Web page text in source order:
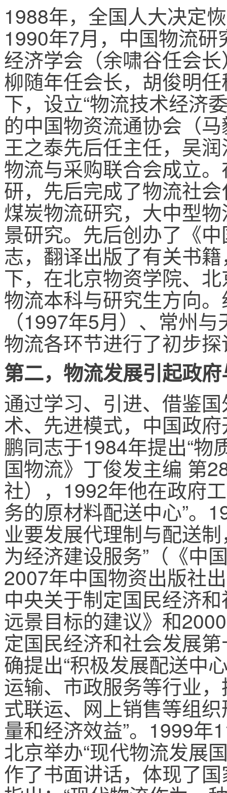
1988年，全国人大决定
1990年7月，中国物流
经济学会（余啸谷任会
柳随年任会长，胡俊明
下，设立“物流技术经济
的中国物资流通协会（
王之泰先后任主任，吴
物流与采购联合会成立
研，先后完成了物流社
煤炭物流研究，大中型
景研究。先后创办了《
志，翻译出版了有关书
下，在北京物资学院、
物流本科与研究生方向
（1997年5月）、常州
物流各环节进行了初步
第二，物流发展引起政
通过学习、引进、借鉴
术、先进模式，中国政
鹏同志于1984年提出“物
国物流》丁俊发主编 第
社），1992年他在政府
务的原材料配送中心”。
业要发展代理制与配送
为经济建设服务”（《中
2007年中国物资出版社
中央关于制定国民经济
远景目标的建议》和
定国民经济和社会发展
确提出“积极发展配送中
运输、市政服务等行业
式联运、网上销售等组
量和经济效益”。1999年
北京举办“现代物流发展
作了书面讲话，体现了